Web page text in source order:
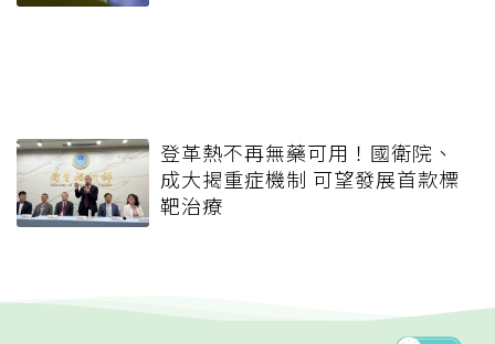
登革熱不再無藥可用！國衛院、
成大揭重症機制 可望發展首款標
靶治療